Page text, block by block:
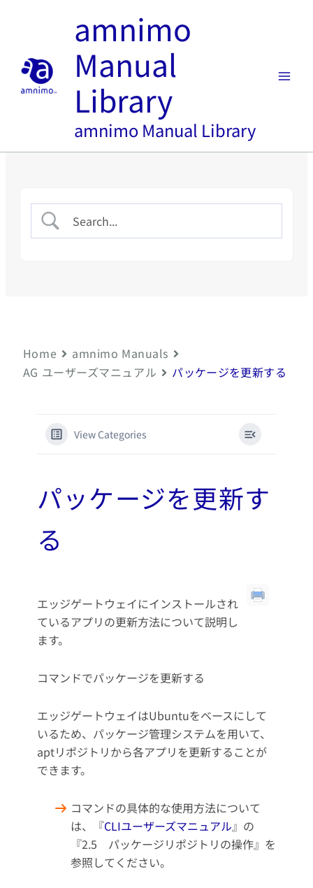
amnimo
Manual
Library
amnimo Manual Library
Home
amnimo Manuals
AG ユーザーズマニュアル
パッケージを更新する
View Categories
パッケージを更新す
る
エッジゲートウェイにインストールされ
ているアプリの更新方法について説明し
ます。
コマンドでパッケージを更新する
エッジゲートウェイはUbuntuをベースにして
いるため、パッケージ管理システムを用いて、
aptリポジトリから各アプリを更新することが
できます。
コマンドの具体的な使用方法について
は、『CLIユーザーズマニュアル』の
『2.5 パッケージリポジトリの操作』を
参照してください。